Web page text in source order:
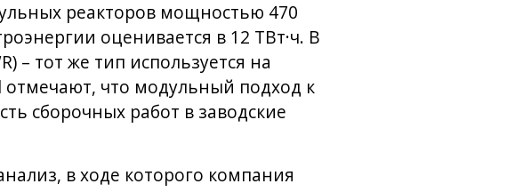
реакторов мощностью 470
оценивается в 12 ТВт·ч. В
– тот же тип используется на
что модульный подход к
сборочных работ в заводские
в ходе которого компания